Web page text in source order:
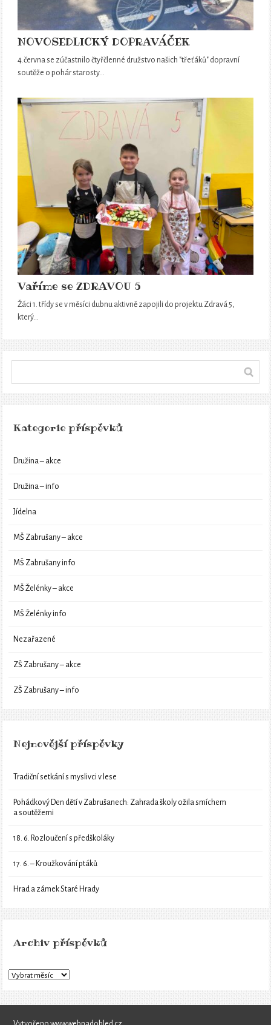
NOVOSEDLICKÝ DOPRAVÁČEK
4.června se zúčastnilo čtyřčlenné družstvo našich "třeťáků" dopravní
soutěže o pohár starosty…
Vaříme se ZDRAVOU 5
Žáci 1. třídy se v měsíci dubnu aktivně zapojili do projektu Zdravá 5,
který…
Kategorie příspěvků
Družina – akce
Družina – info
Jídelna
MŠ Zabrušany – akce
MŠ Zabrušany info
MŠ Želénky – akce
MŠ Želénky info
Nezařazené
ZŠ Zabrušany – akce
ZŠ Zabrušany – info
Nejnovější příspěvky
Tradiční setkání s myslivci v lese
Pohádkový Den dětí v Zabrušanech: Zahrada školy ožila smíchem
a soutěžemi
18. 6. Rozloučení s předškoláky
17. 6. – Kroužkování ptáků
Hrad a zámek Staré Hrady
Archiv příspěvků